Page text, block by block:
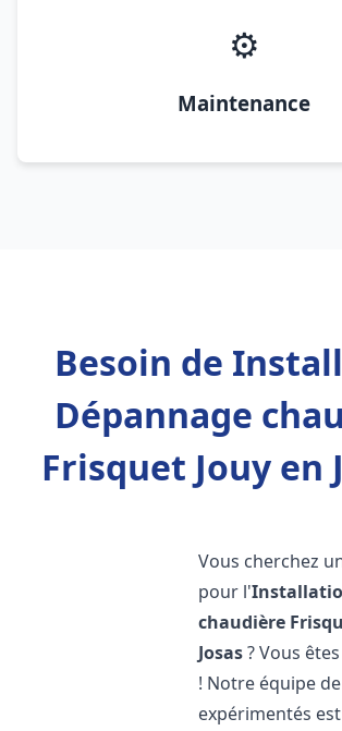
⚙️
Maintenance
Besoin de
Dépannage
Frisquet Jouy en
Vous cherchez
pour l'
chaudière
Josas? Vous
! Notre équipe
expérimentés